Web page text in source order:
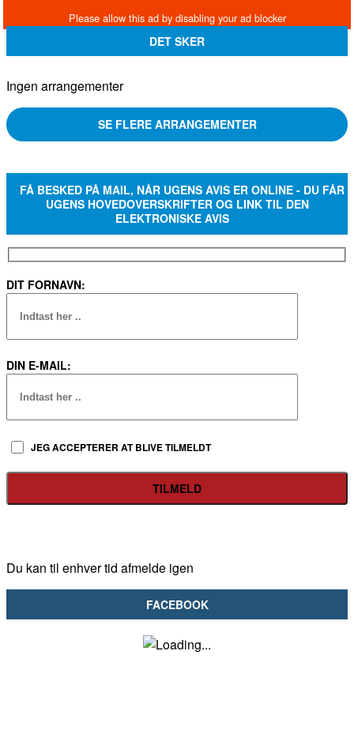
DET SKER
Ingen arrangementer
SE FLERE ARRANGEMENTER
FÅ BESKED PÅ MAIL, NÅR UGENS AVIS ER ONLINE - DU FÅR
UGENS HOVEDOVERSKRIFTER OG LINK TIL DEN
ELEKTRONISKE AVIS
DIT FORNAVN:
DIN E-MAIL:
JEG ACCEPTERER AT BLIVE TILMELDT
Du kan til enhver tid afmelde igen
FACEBOOK